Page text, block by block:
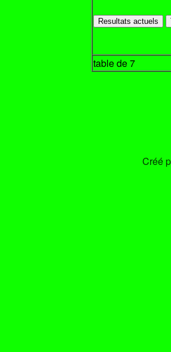
table de 7
Créé